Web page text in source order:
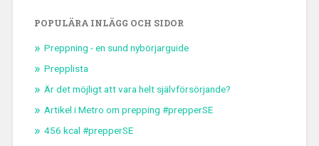
POPULÄRA INLÄGG OCH SIDOR
Preppning - en sund nybörjarguide
Prepplista
Är det möjligt att vara helt självförsörjande?
Artikel i Metro om prepping #prepperSE
456 kcal #prepperSE